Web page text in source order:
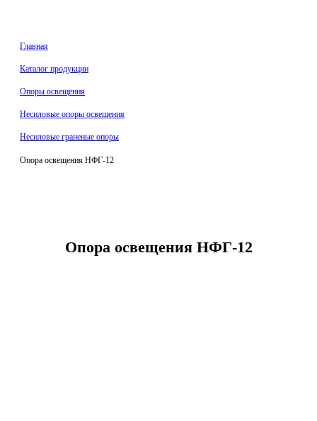
Главная
Каталог продукции
Oпоры oсвeщения
Несиловые опоры освещения
Несиловые граненые опоры
Опора освещения НФГ-12
Опора освещения НФГ-12